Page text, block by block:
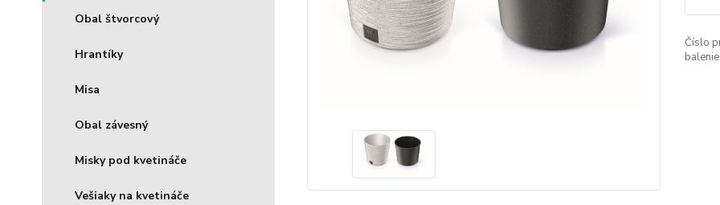
Obal štvorcový
Hrantíky
Misa
Obal závesný
Misky pod kvetináče
Vešiaky na kvetináče
Číslo